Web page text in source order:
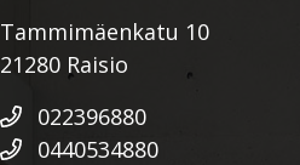
Tammimäenkatu 10
21280 Raisio
022396880
0440534880